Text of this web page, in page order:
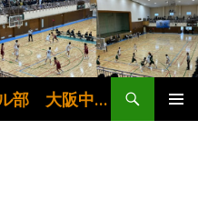
大阪中体連バスケットボール部 大阪中学生バスケットボール連盟